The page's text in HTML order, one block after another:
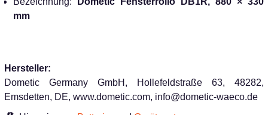
mm
Hersteller:
Dometic Germany GmbH, Hollefeldstraße 63, 48282,
Emsdetten, DE, www.dometic.com, info@dometic-waeco.de